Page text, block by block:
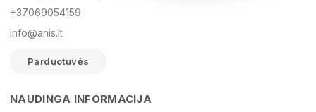
+37069054159
info@anis.lt
Parduotuvės
NAUDINGA INFORMACIJA